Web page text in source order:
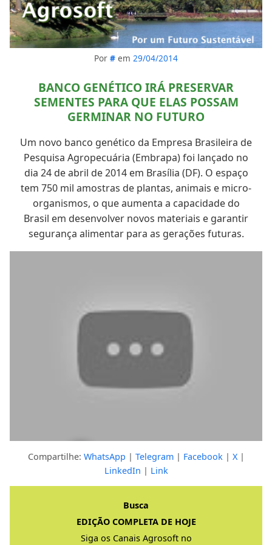
Por # em 29/04/2014
BANCO GENÉTICO IRÁ PRESERVAR
SEMENTES PARA QUE ELAS POSSAM
GERMINAR NO FUTURO
Um novo banco genético da Empresa Brasileira de
Pesquisa Agropecuária (Embrapa) foi lançado no
dia 24 de abril de 2014 em Brasília (DF). O espaço
tem 750 mil amostras de plantas, animais e micro-
organismos, o que aumenta a capacidade do
Brasil em desenvolver novos materiais e garantir
segurança alimentar para as gerações futuras.
Clique para ver a resposta completa
Compartilhe: WhatsApp | Telegram| Facebook | X|
LinkedIn | Link
Busca
EDIÇÃO COMPLETA DE HOJE
Siga os Canais Agrosoft no